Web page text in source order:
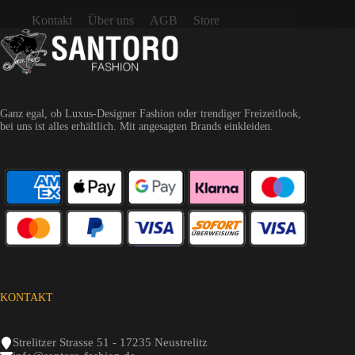
Kontakt Über uns AGB Store
Ganz egal, ob Luxus-Designer Fashion oder trendiger Freizeitlook,
bei uns ist alles erhältlich. Mit angesagten Brands einkleiden.
KONTAKT
Strelitzer Strasse 51 - 17235 Neustrelitz